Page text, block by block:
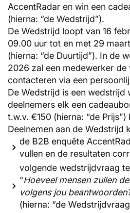
AccentRadar en win een
(hierna: “de Wedstrijd”).
De Wedstrijd loopt van 16
09.00 uur tot en met 29
(hierna: “de Duurtijd”). In de
2026 zal een medewerker de
contacteren via een
De Wedstrijd is een wedstrijd
deelnemers elk een
t.w.v. €150 (hierna: “de Prijs”)
Deelnemen aan de Wedstrijd
de B2B enquête
vullen en de resultaten
volgende wedstrijdvraag
“Hoeveel mensen zullen
volgens jou
(hierna: “de